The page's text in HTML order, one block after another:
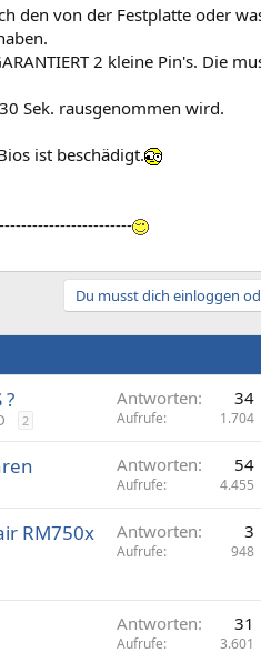
den von der Festplatte oder
2 kleine Pin's. Die
Sek. rausgenommen wird.
ist beschädigt.
Du musst dich einloggen
2
Antworten 34
Aufrufe 1.704
Antworten 54
Aufrufe 4.455
RM750x
Antworten 3
Aufrufe 948
Antworten 31
Aufrufe 3.601